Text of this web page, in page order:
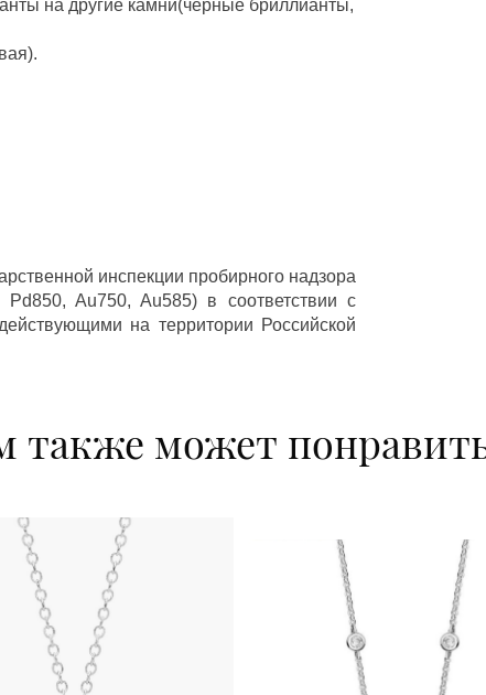
на другие камни(черные бриллианты,
инспекции пробирного надзора
Au750, Au585) в соответствии с
на территории Российской
также может